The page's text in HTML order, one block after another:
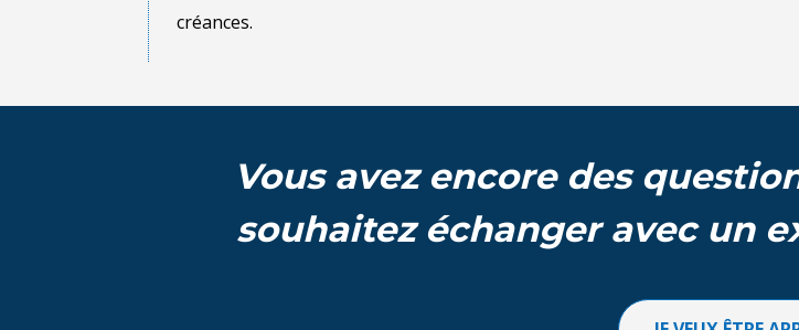
Vous avez encore des
souhaitez échanger avec un